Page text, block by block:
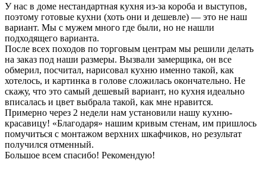
У нас в доме нестандартная кухня из-за короба и выступов,
поэтому готовые кухни (хоть они и дешевле) — это не наш
вариант. Мы с мужем много где были, но не нашли
подходящего варианта.
После всех походов по торговым центрам мы решили делать
на заказ под наши размеры. Вызвали замерщика, он все
обмерил, посчитал, нарисовал кухню именно такой, как
хотелось, и картинка в голове сложилась окончательно. Не
скажу, что это самый дешевый вариант, но кухня идеально
вписалась и цвет выбрала такой, как мне нравится.
Примерно через 2 недели нам установили нашу кухню-
красавицу! «Благодаря» нашим кривым стенам, им пришлось
помучиться с монтажом верхних шкафчиков, но результат
получился отменный.
Большое всем спасибо! Рекомендую!